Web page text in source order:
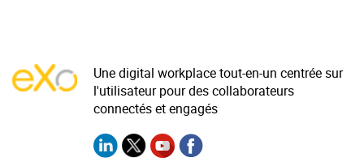
Internationalisation
Intégrations
Une digital workplace tout-en-un centrée sur
l'utilisateur pour des collaborateurs
connectés et engagés